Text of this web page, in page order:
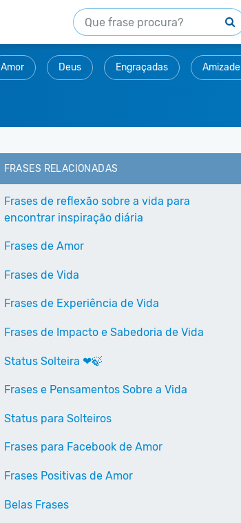
Amor Deus Engraçadas Amizade
FRASES RELACIONADAS
Frases de reflexão sobre a vida para
encontrar inspiração diária
Frases de Amor
Frases de Vida
Frases de Experiência de Vida
Frases de Impacto e Sabedoria de Vida
Status Solteira ❤🍃
Frases e Pensamentos Sobre a Vida
Status para Solteiros
Frases para Facebook de Amor
Frases Positivas de Amor
Belas Frases